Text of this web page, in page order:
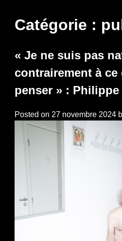
Catégorie :
« Je ne suis pas
contrairement à ce
penser » :
Posted on 27 novembre 2024